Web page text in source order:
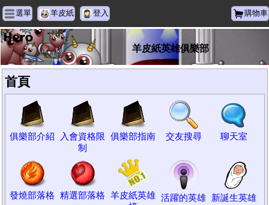
選單 羊皮紙 登入 購物車
羊皮紙英雄俱樂部
首頁
俱樂部介紹
入會資格限
制
俱樂部指南 交友搜尋 聊天室
發燒部落格 精選部落格
羊皮紙英雄 活躍的英雄 新誕生英雄